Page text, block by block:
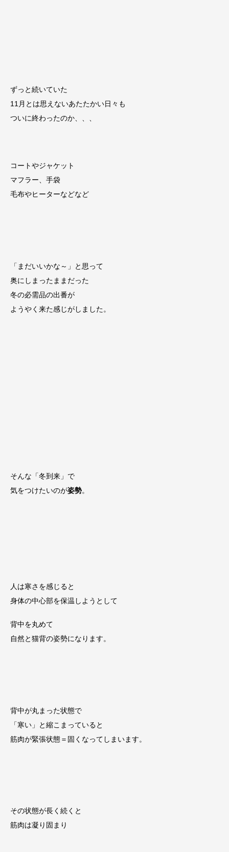
ずっと続いていた
11月とは思えないあたたかい日々も
ついに終わったのか、、、
コートやジャケット
マフラー、手袋
毛布やヒーターなどなど
「まだいいかな～」と思って
奥にしまったままだった
冬の必需品の出番が
ようやく来た感じがしました。
そんな「冬到来」で
気をつけたいのが姿勢。
人は寒さを感じると
身体の中心部を保温しようとして
背中を丸めて
自然と猫背の姿勢になります。
背中が丸まった状態で
「寒い」と縮こまっていると
筋肉が緊張状態＝固くなってしまいます。
その状態が長く続くと
筋肉は凝り固まり